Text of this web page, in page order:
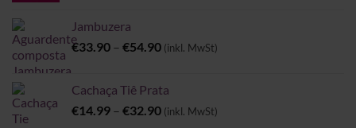
Jambuzera
€33.90 – €54.90Preisspanne:
€54.90
(inkl. MwSt)
Cachaça Tiê Prata
€14.99 – €32.90Preisspanne:
(inkl. MwSt)